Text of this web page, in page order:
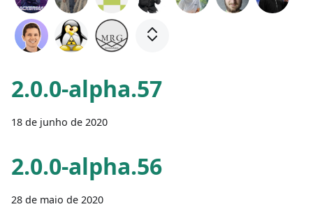
2.0.0-alpha.57
18 de junho de 2020
2.0.0-alpha.56
28 de maio de 2020